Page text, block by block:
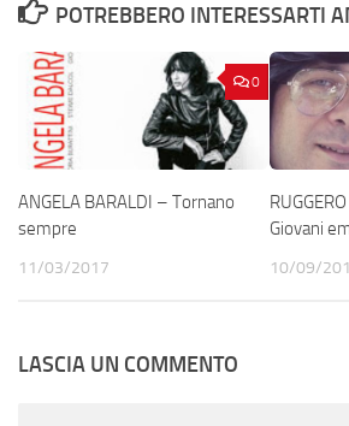
POTREBBERO INTERESSARTI
0
ANGELA BARALDI – Tornano
sempre
11/03/2017
Giovani
10/09/
LASCIA UN COMMENTO